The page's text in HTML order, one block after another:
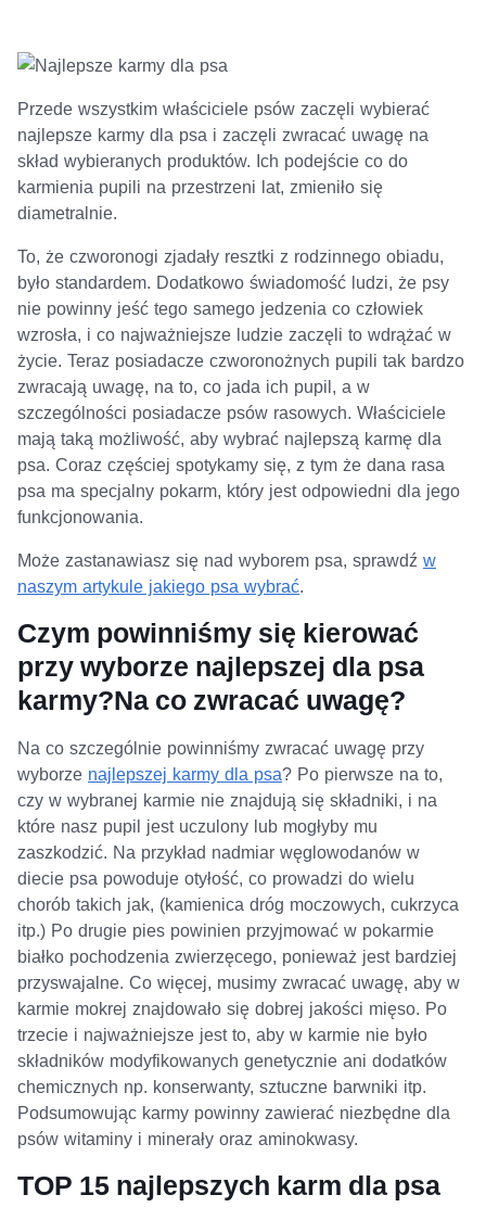
Przede wszystkim właściciele psów zaczęli wybierać
najlepsze karmy dla psa i zaczęli zwracać uwagę na
skład wybieranych produktów. Ich podejście co do
karmienia pupili na przestrzeni lat, zmieniło się
diametralnie.
To, że czworonogi zjadały resztki z rodzinnego obiadu,
było standardem. Dodatkowo świadomość ludzi, że psy
nie powinny jeść tego samego jedzenia co człowiek
wzrosła, i co najważniejsze ludzie zaczęli to wdrążać w
życie. Teraz posiadacze czworonożnych pupili tak bardzo
zwracają uwagę, na to, co jada ich pupil, a w
szczególności posiadacze psów rasowych. Właściciele
mają taką możliwość, aby wybrać najlepszą karmę dla
psa. Coraz częściej spotykamy się, z tym że dana rasa
psa ma specjalny pokarm, który jest odpowiedni dla jego
funkcjonowania.
Może zastanawiasz się nad wyborem psa, sprawdź w
naszym artykule jakiego psa wybrać.
Czym powinniśmy się kierować
przy wyborze najlepszej dla psa
karmy?Na co zwracać uwagę?
Na co szczególnie powinniśmy zwracać uwagę przy
wyborze najlepszej karmy dla psa? Po pierwsze na to,
czy w wybranej karmie nie znajdują się składniki, i na
które nasz pupil jest uczulony lub mogłyby mu
zaszkodzić. Na przykład nadmiar węglowodanów w
diecie psa powoduje otyłość, co prowadzi do wielu
chorób takich jak, (kamienica dróg moczowych, cukrzyca
itp.) Po drugie pies powinien przyjmować w pokarmie
białko pochodzenia zwierzęcego, ponieważ jest bardziej
przyswajalne. Co więcej, musimy zwracać uwagę, aby w
karmie mokrej znajdowało się dobrej jakości mięso. Po
trzecie i najważniejsze jest to, aby w karmie nie było
składników modyfikowanych genetycznie ani dodatków
chemicznych np. konserwanty, sztuczne barwniki itp.
Podsumowując karmy powinny zawierać niezbędne dla
psów witaminy i minerały oraz aminokwasy.
TOP 15 najlepszych karm dla psa